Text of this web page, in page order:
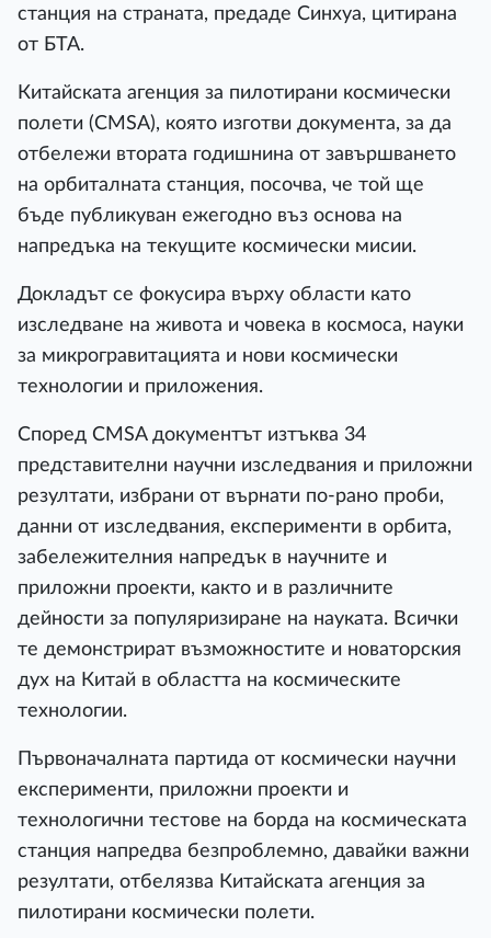
станция на страната, предаде Синхуа, цитирана
от БТА.
Китайската агенция за пилотирани космически
полети (CMSA), която изготви документа, за да
отбележи втората годишнина от завършването
на орбиталната станция, посочва, че той ще
бъде публикуван ежегодно въз основа на
напредъка на текущите космически мисии.
Докладът се фокусира върху области като
изследване на живота и човека в космоса, науки
за микрогравитацията и нови космически
технологии и приложения.
Според CMSA документът изтъква 34
представителни научни изследвания и приложни
резултати, избрани от върнати по-рано проби,
данни от изследвания, експерименти в орбита,
забележителния напредък в научните и
приложни проекти, както и в различните
дейности за популяризиране на науката. Всички
те демонстрират възможностите и новаторския
дух на Китай в областта на космическите
технологии.
Първоначалната партида от космически научни
експерименти, приложни проекти и
технологични тестове на борда на космическата
станция напредва безпроблемно, давайки важни
резултати, отбелязва Китайската агенция за
пилотирани космически полети.